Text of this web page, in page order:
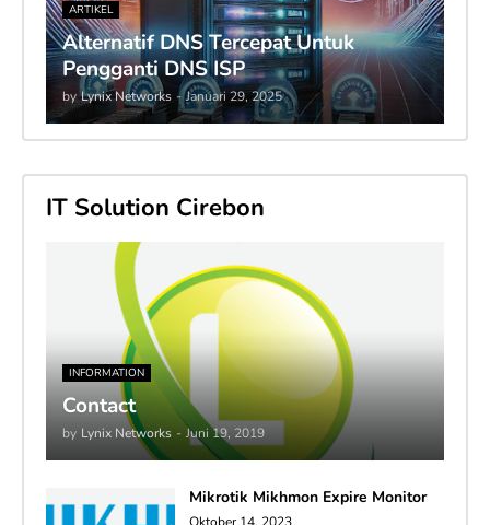
ARTIKEL
Alternatif DNS Tercepat Untuk
Pengganti DNS ISP
by Lynix Networks - Januari 29, 2025
IT Solution Cirebon
INFORMATION
Contact
by Lynix Networks - Juni 19, 2019
Mikrotik Mikhmon Expire Monitor
Oktober 14, 2023